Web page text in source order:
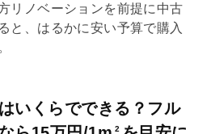
リノベーションを前提に中古
と、はるかに安い予算で購入
いくらでできる？フル
2